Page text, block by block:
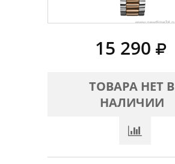
15 290
ТОВАРА НЕТ В
НАЛИЧИИ